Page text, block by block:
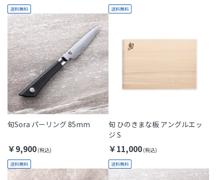
旬Sora パーリング 85mm
￥9,900
旬 ひのきまな板 アングルエッ
ジ S
￥11,000